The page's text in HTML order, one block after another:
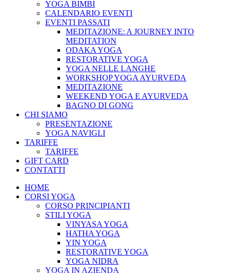
YOGA BIMBI
CALENDARIO EVENTI
EVENTI PASSATI
MEDITAZIONE: A JOURNEY INTO
MEDITATION
ODAKA YOGA
RESTORATIVE YOGA
YOGA NELLE LANGHE
WORKSHOP YOGA AYURVEDA
MEDITAZIONE
WEEKEND YOGA E AYURVEDA
BAGNO DI GONG
CHI SIAMO
PRESENTAZIONE
YOGA NAVIGLI
TARIFFE
TARIFFE
GIFT CARD
CONTATTI
HOME
CORSI YOGA
CORSO PRINCIPIANTI
STILI YOGA
VINYASA YOGA
HATHA YOGA
YIN YOGA
RESTORATIVE YOGA
YOGA NIDRA
YOGA IN AZIENDA